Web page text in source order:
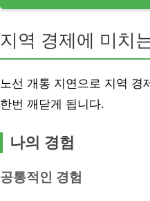
지역 경제에 미치
노선 개통 지연으로 지역 경
한번 깨닫게 됩니다.
나의 경험
공통적인 경험